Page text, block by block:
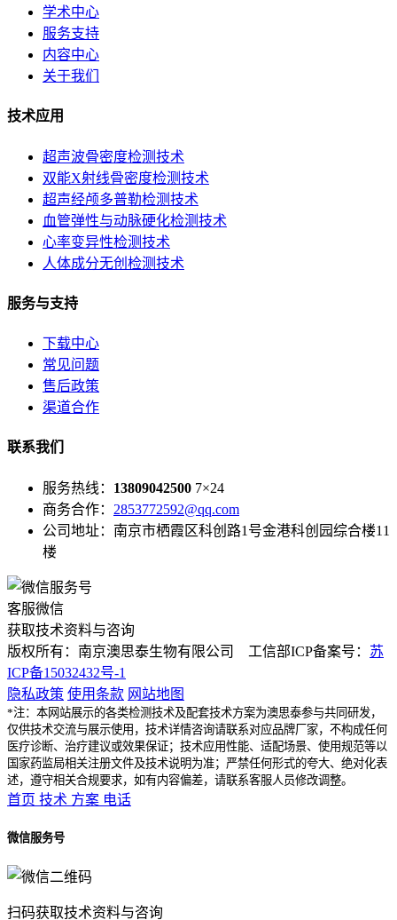
学术中心
服务支持
内容中心
关于我们
技术应用
超声波骨密度检测技术
双能X射线骨密度检测技术
超声经颅多普勒检测技术
血管弹性与动脉硬化检测技术
心率变异性检测技术
人体成分无创检测技术
服务与支持
下载中心
常见问题
售后政策
渠道合作
联系我们
服务热线： 13809042500 7×24
商务合作： 2853772592@qq.com
公司地址：南京市栖霞区科创路1号金港科创园综合楼11
楼
客服微信
获取技术资料与咨询
版权所有：南京澳思泰生物有限公司 工信部ICP备案号： 苏
ICP备15032432号-1
隐私政策 使用条款 网站地图
*注：本网站展示的各类检测技术及配套技术方案为澳思泰参与共同研发，
仅供技术交流与展示使用，技术详情咨询请联系对应品牌厂家，不构成任何
医疗诊断、治疗建议或效果保证；技术应用性能、适配场景、使用规范等以
国家药监局相关注册文件及技术说明为准；严禁任何形式的夸大、绝对化表
述，遵守相关合规要求，如有内容偏差，请联系客服人员修改调整。
首页 技术 方案 电话
微信服务号
扫码获取技术资料与咨询